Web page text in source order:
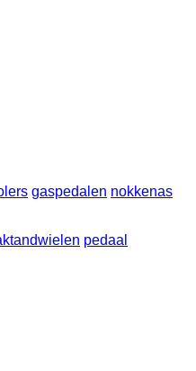
gaspedalen nokkenas
pedaal